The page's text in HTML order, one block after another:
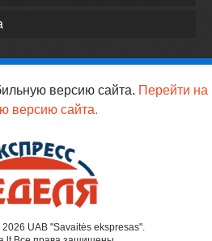
версию сайта. Перейти на
версию сайта.
UAB "Savaitės ekspresas".